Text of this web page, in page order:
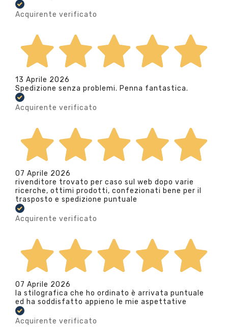
Acquirente verificato
13 Aprile 2026
Spedizione senza problemi. Penna fantastica.
Acquirente verificato
07 Aprile 2026
rivenditore trovato per caso sul web dopo varie
ricerche, ottimi prodotti, confezionati bene per il
trasposto e spedizione puntuale
Acquirente verificato
07 Aprile 2026
la stilografica che ho ordinato è arrivata puntuale
ed ha soddisfatto appieno le mie aspettative
Acquirente verificato